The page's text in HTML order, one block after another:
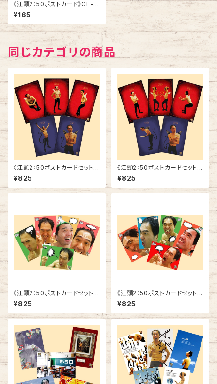
《江頭2：50ポストカード》CE-B
3／ 雲文字
¥165
同じカテゴリの商品
《江頭2：50ポストカードセット》
SCE-ED2
¥825
《江頭2：50ポストカードセット》
SCE-ED1
¥825
《江頭2：50ポストカードセット》
SCE-F2
¥825
《江頭2：50ポストカードセット》
SCE-F1
¥825